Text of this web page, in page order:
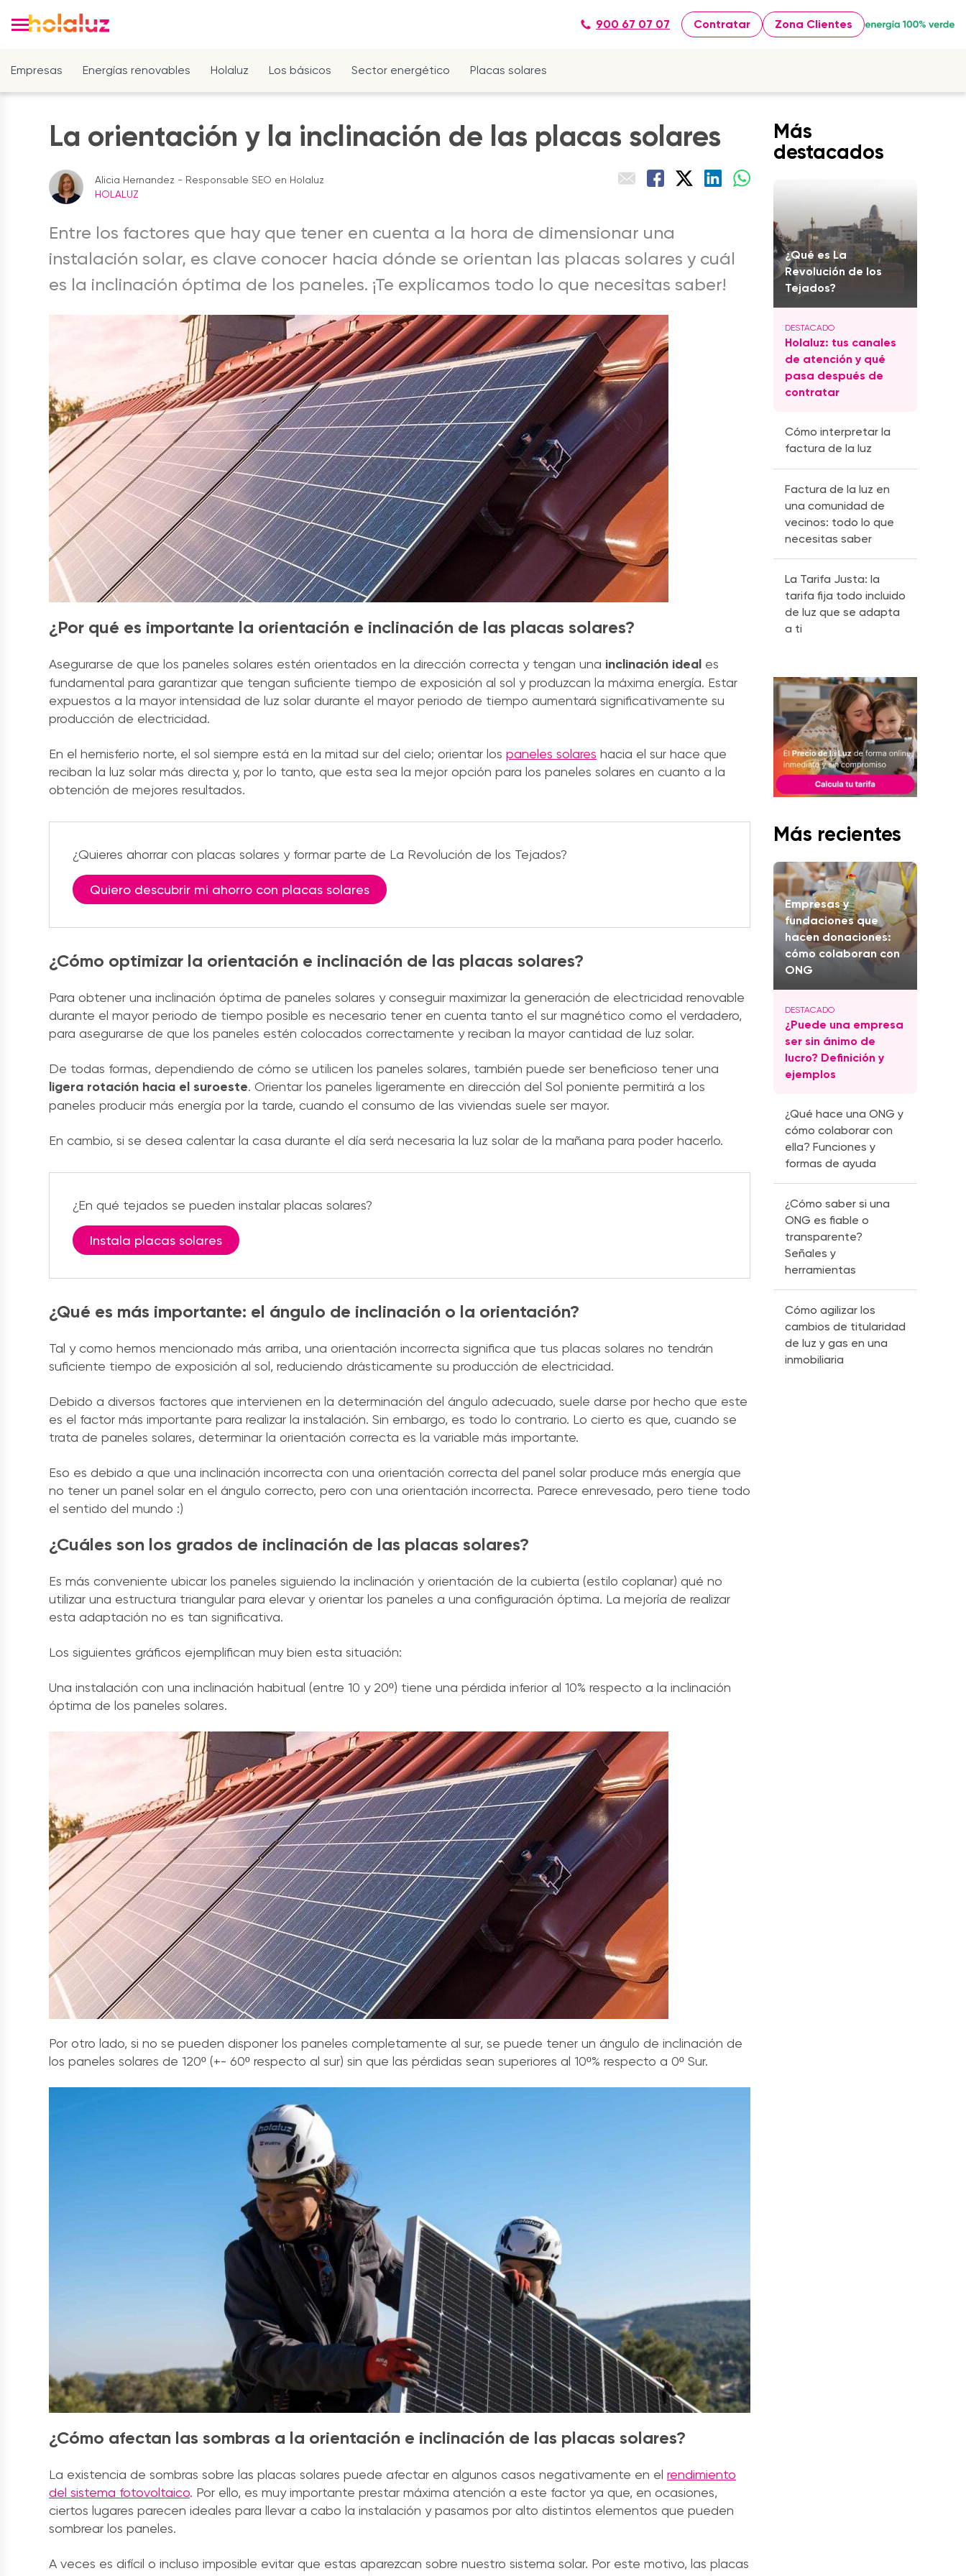
900 67 07 07 Contratar Zona Clientes
Empresas Energías renovables Holaluz Los básicos Sector energético Placas solares
La orientación y la inclinación de las placas solares
Alicia Hernandez - Responsable SEO en Holaluz
HOLALUZ
Entre los factores que hay que tener en cuenta a la hora de dimensionar una
instalación solar, es clave conocer hacia dónde se orientan las placas solares y cuál
es la inclinación óptima de los paneles. ¡Te explicamos todo lo que necesitas saber!
¿Por qué es importante la orientación e inclinación de las placas solares?
Asegurarse de que los paneles solares estén orientados en la dirección correcta y tengan una inclinación ideal es
fundamental para garantizar que tengan suficiente tiempo de exposición al sol y produzcan la máxima energía. Estar
expuestos a la mayor intensidad de luz solar durante el mayor periodo de tiempo aumentará significativamente su
producción de electricidad.
En el hemisferio norte, el sol siempre está en la mitad sur del cielo; orientar los paneles solares hacia el sur hace que
reciban la luz solar más directa y, por lo tanto, que esta sea la mejor opción para los paneles solares en cuanto a la
obtención de mejores resultados.
¿Quieres ahorrar con placas solares y formar parte de La Revolución de los Tejados?
Quiero descubrir mi ahorro con placas solares
¿Cómo optimizar la orientación e inclinación de las placas solares?
Para obtener una inclinación óptima de paneles solares y conseguir maximizar la generación de electricidad renovable
durante el mayor periodo de tiempo posible es necesario tener en cuenta tanto el sur magnético como el verdadero,
para asegurarse de que los paneles estén colocados correctamente y reciban la mayor cantidad de luz solar.
De todas formas, dependiendo de cómo se utilicen los paneles solares, también puede ser beneficioso tener una
ligera rotación hacia el suroeste. Orientar los paneles ligeramente en dirección del Sol poniente permitirá a los
paneles producir más energía por la tarde, cuando el consumo de las viviendas suele ser mayor.
En cambio, si se desea calentar la casa durante el día será necesaria la luz solar de la mañana para poder hacerlo.
¿En qué tejados se pueden instalar placas solares?
Instala placas solares
¿Qué es más importante: el ángulo de inclinación o la orientación?
Tal y como hemos mencionado más arriba, una orientación incorrecta significa que tus placas solares no tendrán
suficiente tiempo de exposición al sol, reduciendo drásticamente su producción de electricidad.
Debido a diversos factores que intervienen en la determinación del ángulo adecuado, suele darse por hecho que este
es el factor más importante para realizar la instalación. Sin embargo, es todo lo contrario. Lo cierto es que, cuando se
trata de paneles solares, determinar la orientación correcta es la variable más importante.
Eso es debido a que una inclinación incorrecta con una orientación correcta del panel solar produce más energía que
no tener un panel solar en el ángulo correcto, pero con una orientación incorrecta. Parece enrevesado, pero tiene todo
el sentido del mundo :)
¿Cuáles son los grados de inclinación de las placas solares?
Es más conveniente ubicar los paneles siguiendo la inclinación y orientación de la cubierta (estilo coplanar) qué no
utilizar una estructura triangular para elevar y orientar los paneles a una configuración óptima. La mejoría de realizar
esta adaptación no es tan significativa.
Los siguientes gráficos ejemplifican muy bien esta situación:
Una instalación con una inclinación habitual (entre 10 y 20º) tiene una pérdida inferior al 10% respecto a la inclinación
óptima de los paneles solares.
Por otro lado, si no se pueden disponer los paneles completamente al sur, se puede tener un ángulo de inclinación de
los paneles solares de 120º (+- 60º respecto al sur) sin que las pérdidas sean superiores al 10º% respecto a 0º Sur.
¿Cómo afectan las sombras a la orientación e inclinación de las placas solares?
La existencia de sombras sobre las placas solares puede afectar en algunos casos negativamente en el rendimiento
del sistema fotovoltaico. Por ello, es muy importante prestar máxima atención a este factor ya que, en ocasiones,
ciertos lugares parecen ideales para llevar a cabo la instalación y pasamos por alto distintos elementos que pueden
sombrear los paneles.
A veces es difícil o incluso imposible evitar que estas aparezcan sobre nuestro sistema solar. Por este motivo, las placas
Más
destacados
¿Qué es La
Revolución de los
Tejados?
Holaluz: tus canales
de atención y qué
pasa después de
contratar
Cómo interpretar la
factura de la luz
Factura de la luz en
una comunidad de
vecinos: todo lo que
necesitas saber
La Tarifa Justa: la
tarifa fija todo incluido
de luz que se adapta
a ti
Más recientes
Empresas y
fundaciones que
hacen donaciones:
cómo colaboran con
ONG
¿Puede una empresa
ser sin ánimo de
lucro? Definición y
ejemplos
¿Qué hace una ONG y
cómo colaborar con
ella? Funciones y
formas de ayuda
¿Cómo saber si una
ONG es fiable o
transparente?
Señales y
herramientas
Cómo agilizar los
cambios de titularidad
de luz y gas en una
inmobiliaria